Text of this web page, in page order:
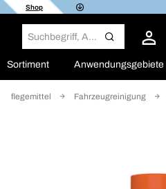
Shop
Sortiment Anwendungsgebiete
Pflegemittel Fahrzeugreinigung